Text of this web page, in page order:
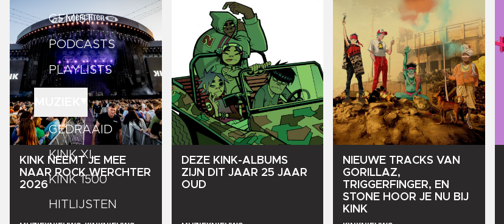
GEMIST
PODCASTS
PLAYLISTS
GEDRAAID
KINK XL
KINK 1500
HITLIJSTEN
KINK NEEMT JE MEE
NAAR ROCK WERCHTER
2026
DEZE KINK-ALBUMS
ZIJN
DIT JAAR 25 JAAR
OUD
NIEUWE TRACKS VAN
GORILLAZ,
TRIGGERFINGER, EN
STONE HOOR JE NU BIJ
KINK